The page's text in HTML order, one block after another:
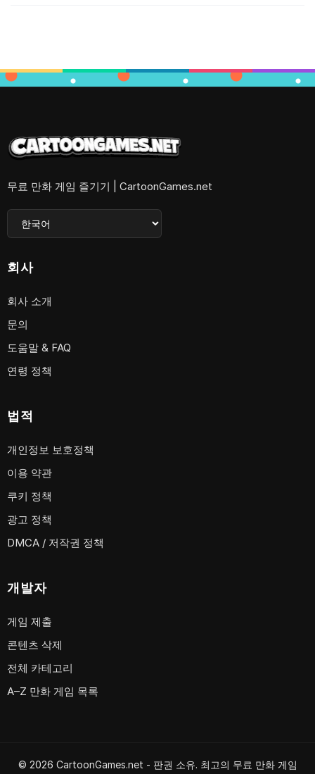
무료 만화 게임 즐기기 | CartoonGames.net
회사
회사 소개
문의
도움말 & FAQ
연령 정책
법적
개인정보 보호정책
이용 약관
쿠키 정책
광고 정책
DMCA / 저작권 정책
개발자
게임 제출
콘텐츠 삭제
전체 카테고리
A–Z 만화 게임 목록
© 2026 CartoonGames.net - 판권 소유. 최고의 무료 만화 게임